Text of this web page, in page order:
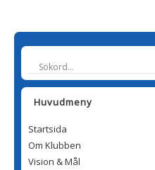
Huvudmeny
Startsida
Om Klubben
Vision & Mål